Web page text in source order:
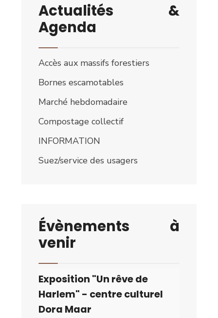
Actualités &
Agenda
Accès aux massifs forestiers
Bornes escamotables
Marché hebdomadaire
Compostage collectif
INFORMATION
Suez/service des usagers
Évènements à
venir
Exposition "Un rêve de
Harlem" - centre culturel
Dora Maar